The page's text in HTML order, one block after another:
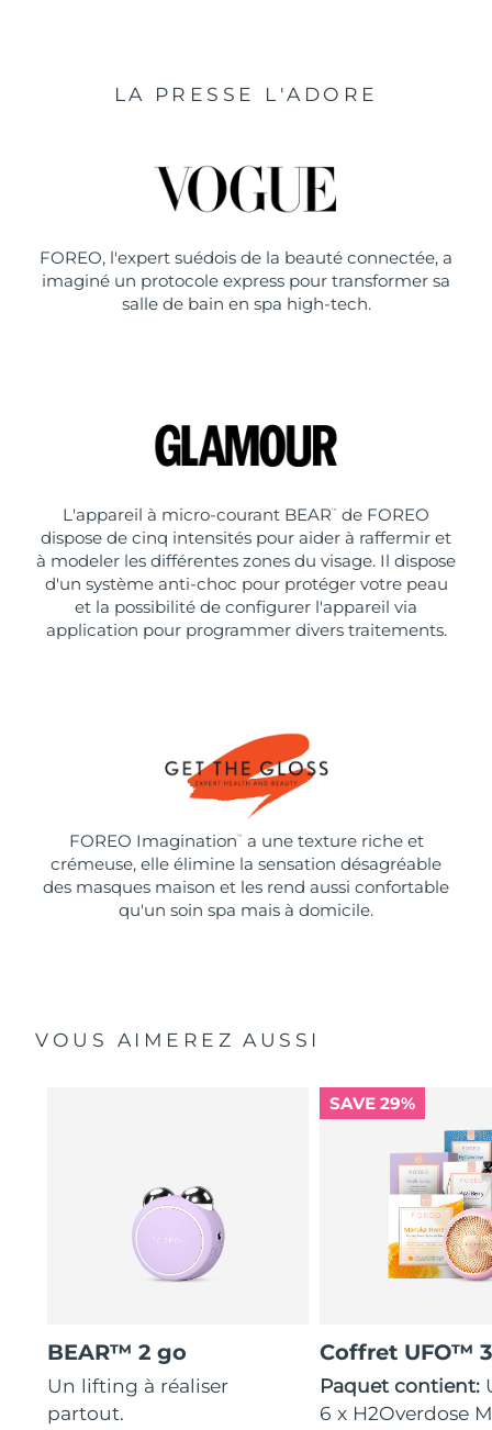
LA PRESSE L'ADORE
FOREO, l'expert suédois de la beauté connectée, a
imaginé un protocole express pour transformer sa
salle de bain en spa high-tech.
L'appareil à micro-courant BEAR ™
de FOREO
dispose de cinq intensités pour aider à raffermir et
à modeler les différentes zones du visage. Il dispose
d'un système anti-choc pour protéger votre peau
et la possibilité de configurer l'appareil via
application pour programmer divers traitements.
FOREO Imagination ™
a une texture riche et
crémeuse, elle élimine la sensation désagréable
des masques maison et les rend aussi confortable
qu'un soin spa mais à domicile.
VOUS AIMEREZ AUSSI
BEAR™ 2 go
Un lifting à réaliser
partout.
SAVE 29%
Coffret UFO™
Paquet contient:
6 x H2Overdose